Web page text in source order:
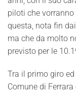
piloti che
questa, nota fin
ma che da molto
previsto per le
Tra il primo giro
Comune di